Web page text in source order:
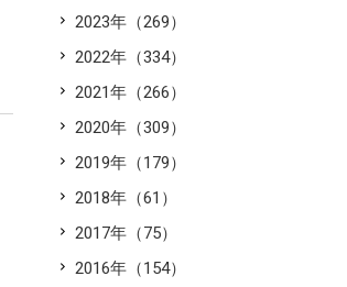
2023年（269）
2022年（334）
2021年（266）
2020年（309）
2019年（179）
2018年（61）
2017年（75）
2016年（154）